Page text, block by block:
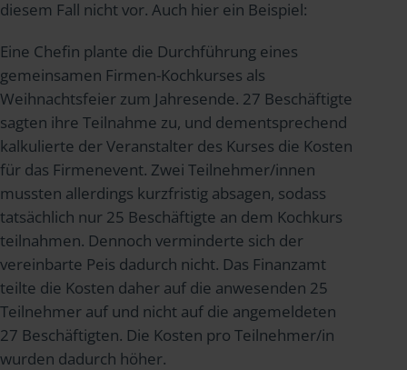
diesem Fall nicht vor. Auch hier ein Beispiel:
Eine Chefin plante die Durchführung eines
gemeinsamen Firmen-Kochkurses als
Weihnachtsfeier zum Jahresende. 27 Beschäftigte
sagten ihre Teilnahme zu, und dementsprechend
kalkulierte der Veranstalter des Kurses die Kosten
für das Firmenevent. Zwei Teilnehmer/innen
mussten allerdings kurzfristig absagen, sodass
tatsächlich nur 25 Beschäftigte an dem Kochkurs
teilnahmen. Dennoch verminderte sich der
vereinbarte Peis dadurch nicht. Das Finanzamt
teilte die Kosten daher auf die anwesenden 25
Teilnehmer auf und nicht auf die angemeldeten
27 Beschäftigten. Die Kosten pro Teilnehmer/in
wurden dadurch höher.